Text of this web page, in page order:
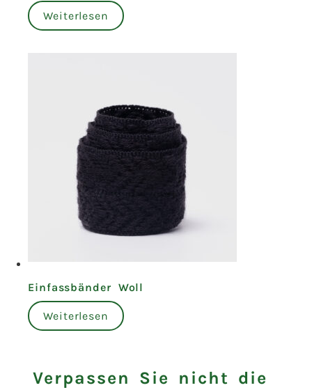
Weiterlesen
Einfassbänder Woll
Weiterlesen
Verpassen Sie nicht die